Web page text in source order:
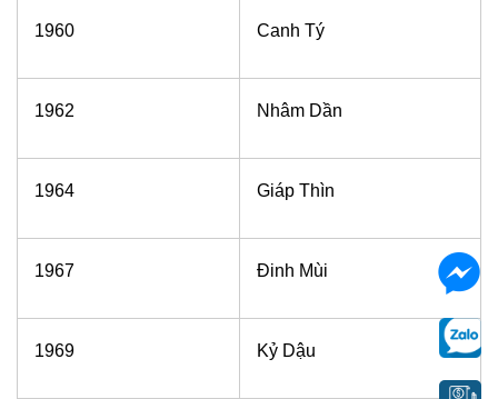
1960 Canh Tý
1962 Nhâm Dần
1964 Giáp Thìn
1967 Đinh Mùi
1969 Kỷ Dậu